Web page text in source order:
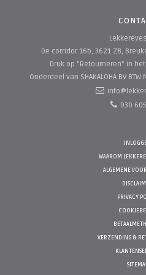
De corridor 16b, 3621 ZB,
Druk op "Retourneren" in
Onderdeel van SHAKALOHA BV BTW
030
WAAROM
ALGEMENE
PRIVACY
VERZENDING &